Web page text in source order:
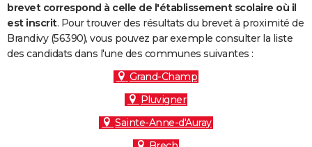
S'inscrire
Se connecter
Lycées
Collèges
Primaires
Universités
Entreprises
Service militaire
Avis de recherche
AVIS DE DÉCÈS
FORUM
brevet correspond à celle de l'établissement scolaire où il
est inscrit. Pour trouver des résultats du brevet à proximité de
Brandivy (56390), vous pouvez par exemple consulter la liste
des candidats dans l'une des communes suivantes :
Grand-Champ
Pluvigner
Sainte-Anne-d'Auray